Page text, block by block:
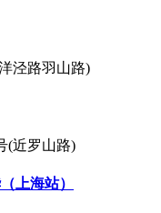
泾路羽山路)
(近罗山路)
上海站）